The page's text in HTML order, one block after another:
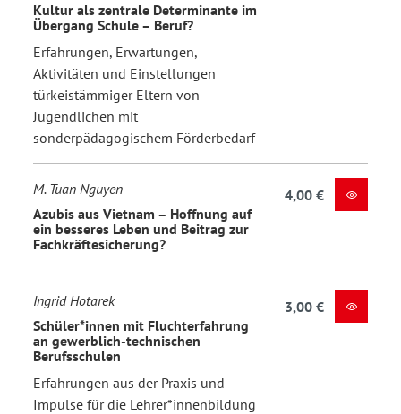
Kultur als zentrale Determinante im
Übergang Schule – Beruf?
Erfahrungen, Erwartungen,
Aktivitäten und Einstellungen
türkeistämmiger Eltern von
Jugendlichen mit
sonderpädagogischem Förderbedarf
M. Tuan Nguyen
Azubis aus Vietnam – Hoffnung auf
ein besseres Leben und Beitrag zur
Fachkräftesicherung?
4,00 €
Ingrid Hotarek
Schüler*innen mit Fluchterfahrung
an gewerblich-technischen
Berufsschulen
Erfahrungen aus der Praxis und
Impulse für die Lehrer*innenbildung
3,00 €